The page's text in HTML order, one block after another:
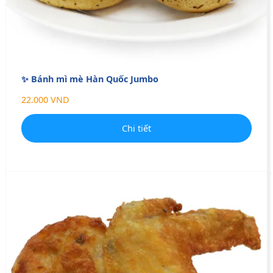
✨ Bánh mì mè Hàn Quốc Jumbo
22.000 VND
Chi tiết